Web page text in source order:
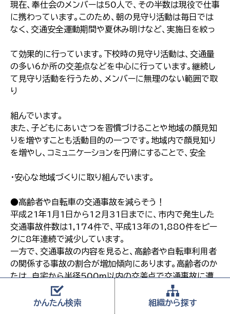
かんたん検索 組織から探す
現在、奉仕会のメンバーは50人で、その半数は現役で仕事
に携わっています。このため、朝の見守り活動は毎日では
なく、交通安全運動期間や夏休み明けなど、実施日を絞っ
て効果的に行っています。下校時の見守り活動は、交通量
の多い6か所の交差点などを中心に行っています。継続し
て見守り活動を行うため、メンバーに無理のない範囲で取
り
組んでいます。
また、子どもにあいさつを習慣づけることや地域の顔見知
りを増やすことも活動目的の一つです。地域内で顔見知り
を増やし、コミュニケーションを円滑にすることで、安全
・安心な地域づくりに取り組んでいます。
●高齢者や自転車の交通事故を減らそう！
平成21年1月1日から12月31日までに、市内で発生した
交通事故件数は1,174件で、平成13年の1,880件をピー
クに8年連続で減少しています。
一方で、交通事故の内容を見ると、高齢者や自転車利用者
の関係する事故の割合が増加傾向にあります。高齢者のか
たは、自宅から半径500m以内の交差点で交通事故に遭